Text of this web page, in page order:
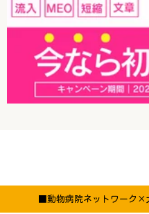
■動物病院ネットワーク×